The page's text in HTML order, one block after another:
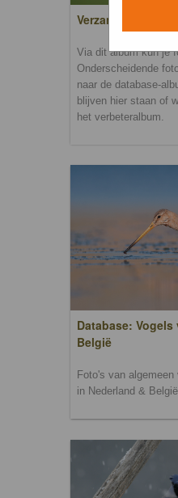
Verzamel- en
Via dit album kun je
Onderscheidende
naar de database-
blijven hier staan of
het verbeteralbum.
Database:
België
Foto's van
in Nederland & België